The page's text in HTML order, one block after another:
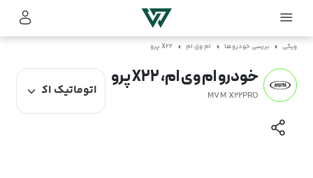
ویکی بررسی خودروها ام وی ام X22 پرو
خودرو ام وی ام، X22 پرو
MVM X22PRO